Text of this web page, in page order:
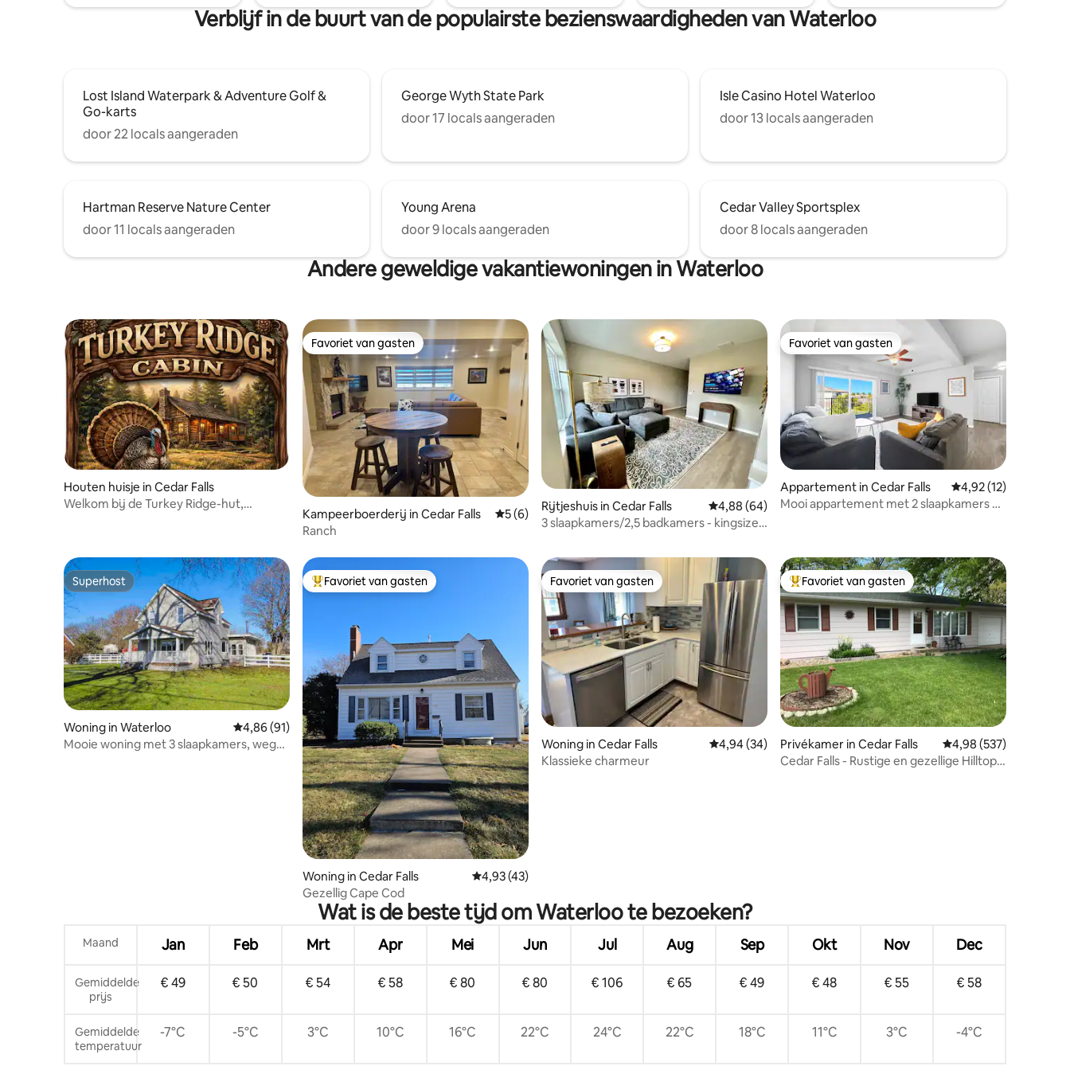
vinkt alle vakjes aan, maar is niet duur
Verblijf in de buurt van de populairste bezienswaardigheden van Waterloo
Lost Island Waterpark & Adventure Golf &
Go-karts
door 22 locals aangeraden
George Wyth State Park
door 17 locals aangeraden
Isle Casino Hotel Waterloo
door 13 locals aangeraden
Hartman Reserve Nature Center
door 11 locals aangeraden
Young Arena
door 9 locals aangeraden
Cedar Valley Sportsplex
door 8 locals aangeraden
Andere geweldige vakantiewoningen in Waterloo
Houten huisje in Cedar Falls
Welkom bij de Turkey Ridge-hut,
Favoriet van gasten
Favoriet van gasten
Kampeerboerderij in Cedar Falls Gemiddelde beoordeling van 5 uit 5, 6 recensies
5 (6)
Ranch
Rijtjeshuis in Cedar Falls Gemiddelde beoordeling van 4,88 uit 5, 64 recensies
4,88 (64)
3 slaapkamers/2,5 badkamers - kingsize
Favoriet van gasten
Favoriet van gasten
Appartement in Cedar Falls Gemiddelde
4,92 (12)
Mooi appartement met 2 slaapkamers en
Superhost
Superhost
Woning in Waterloo Gemiddelde beoordeling van 4,86 uit 5, 91 recensies
4,86 (91)
Mooie woning met 3 slaapkamers, weg
Topfavoriet van gasten
Favoriet van gasten
Woning in Cedar Falls Gemiddelde beoordeling van 4,93 uit 5, 43 recensies
4,93 (43)
Gezellig Cape Cod
Favoriet van gasten
Favoriet van gasten
Woning in Cedar Falls Gemiddelde beoordeling van 4,94 uit 5, 34 recensies
4,94 (34)
Klassieke charmeur
Topfavoriet van gasten
Favoriet van gasten
Privékamer in Cedar Falls Gemiddelde
4,98 (537)
Cedar Falls - Rustige en gezellige Hilltop-
Wat is de beste tijd om Waterloo te bezoeken?
Maand Jan Feb Mrt Apr Mei Jun Jul Aug Sep Okt Nov Dec
Gemiddelde
prijs
€ 49 € 50 € 54 € 58 € 80 € 80 € 106 € 65 € 49 € 48 € 55 € 58
Gemiddelde
temperatuur
-7°C -5°C 3°C 10°C 16°C 22°C 24°C 22°C 18°C 11°C 3°C -4°C